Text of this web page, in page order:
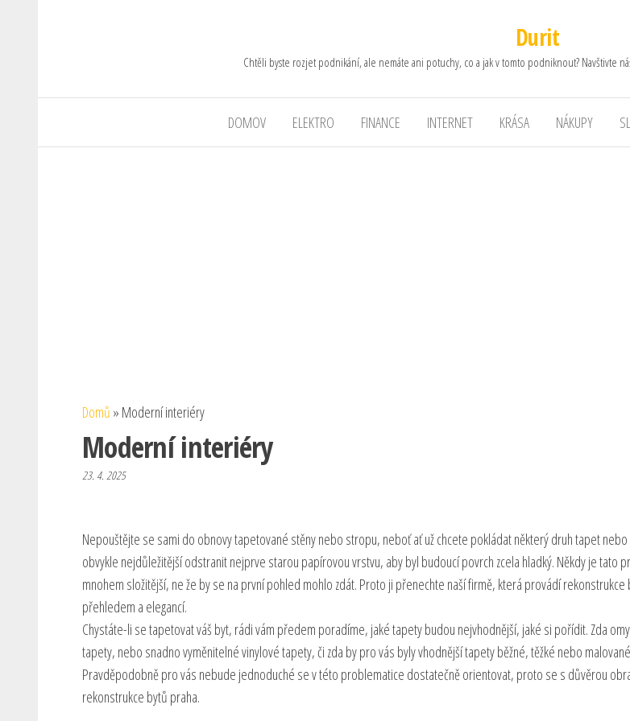
Durit
Chtěli byste rozjet podnikání, ale nemáte ani potuchy, co a jak v tomto podniknout? Navštivte
DOMOV ELEKTRO FINANCE INTERNET KRÁSA NÁKUPY
Domů » Moderní interiéry
Moderní interiéry
23. 4. 2025
Nepouštějte se sami do obnovy tapetované stěny nebo stropu, neboť ať už chcete pokládat některý druh tapet
obvykle nejdůležitější odstranit nejprve starou papírovou vrstvu, aby byl budoucí povrch zcela hladký. Někdy je tato
mnohem složitější, ne že by se na první pohled mohlo zdát. Proto ji přenechte naší firmě, která provádí rekonstrukce
přehledem a elegancí.
Chystáte-li se tapetovat váš byt, rádi vám předem poradíme, jaké tapety budou nejvhodnější, jaké si pořídit. Zda
tapety, nebo snadno vyměnitelné vinylové tapety, či zda by pro vás byly vhodnější tapety běžné, těžké nebo
Pravděpodobně pro vás nebude jednoduché se v této problematice dostatečně orientovat, proto se s důvěrou
rekonstrukce bytů praha.